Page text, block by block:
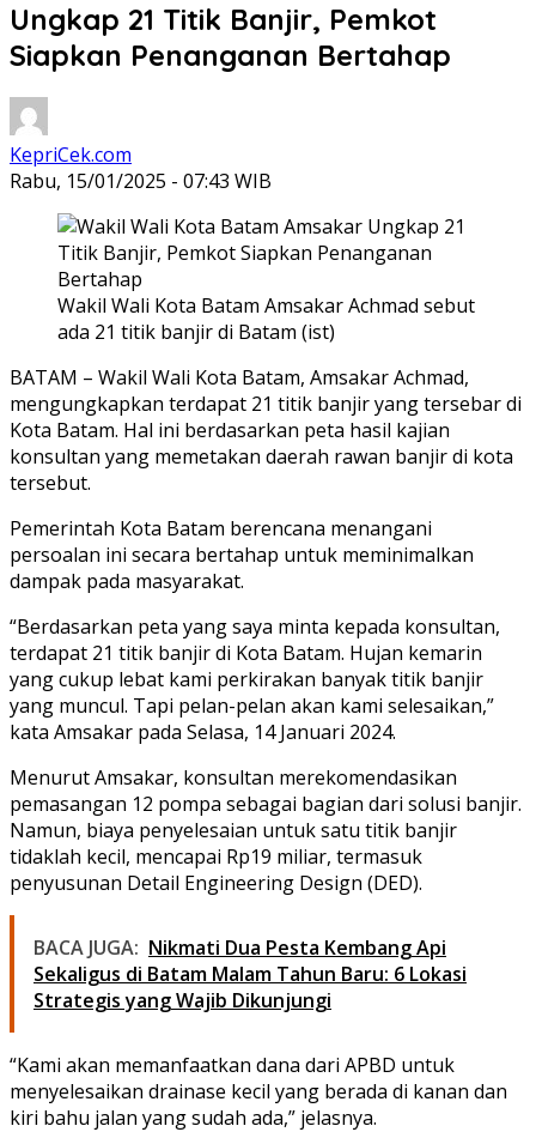
Ungkap 21 Titik Banjir, Pemkot
Siapkan Penanganan Bertahap
KepriCek.com
Rabu, 15/01/2025 - 07:43 WIB
Wakil Wali Kota Batam Amsakar Achmad sebut
ada 21 titik banjir di Batam (ist)
BATAM – Wakil Wali Kota Batam, Amsakar Achmad,
mengungkapkan terdapat 21 titik banjir yang tersebar di
Kota Batam. Hal ini berdasarkan peta hasil kajian
konsultan yang memetakan daerah rawan banjir di kota
tersebut.
Pemerintah Kota Batam berencana menangani
persoalan ini secara bertahap untuk meminimalkan
dampak pada masyarakat.
“Berdasarkan peta yang saya minta kepada konsultan,
terdapat 21 titik banjir di Kota Batam. Hujan kemarin
yang cukup lebat kami perkirakan banyak titik banjir
yang muncul. Tapi pelan-pelan akan kami selesaikan,”
kata Amsakar pada Selasa, 14 Januari 2024.
Menurut Amsakar, konsultan merekomendasikan
pemasangan 12 pompa sebagai bagian dari solusi banjir.
Namun, biaya penyelesaian untuk satu titik banjir
tidaklah kecil, mencapai Rp19 miliar, termasuk
penyusunan Detail Engineering Design (DED).
BACA JUGA: Nikmati Dua Pesta Kembang Api
Sekaligus di Batam Malam Tahun Baru: 6 Lokasi
Strategis yang Wajib Dikunjungi
“Kami akan memanfaatkan dana dari APBD untuk
menyelesaikan drainase kecil yang berada di kanan dan
kiri bahu jalan yang sudah ada,” jelasnya.